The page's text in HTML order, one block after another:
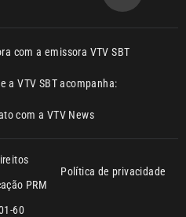
com a emissora VTV SBT
a VTV SBT acompanha:
com a VTV News
PRM
60
Política de privacidade